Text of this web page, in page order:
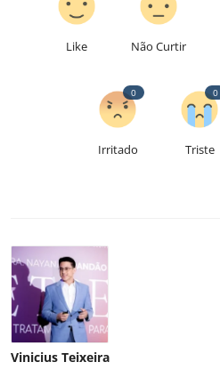
Like Não Curtir
Irritado
0
Triste
0
Vinicius Teixeira